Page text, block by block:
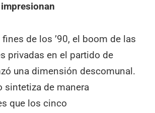
de los ’90, el boom de las
privadas en el partido de
una dimensión descomunal.
sintetiza de manera
que los cinco